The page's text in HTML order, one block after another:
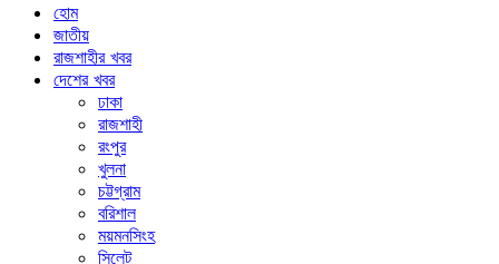
হোম
জাতীয়
রাজশাহীর খবর
দেশের খবর
ঢাকা
রাজশাহী
রংপুর
খুলনা
চট্টগ্রাম
বরিশাল
ময়মনসিংহ
সিলেট